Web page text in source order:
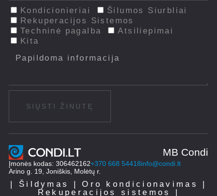
Kondicionieriai
Šilumos Siurbliai
Rekuperacijos Sistemos
Techninė pagalba
Atsiliepimai
Kita
SIŲSTI ŽINUTĘ
MB Condi
Įmonės kodas: 306462162+370 668 54418info@condi.lt
Arino g. 19, Joniškis, Molėtų r.
| Šildymas | Oro kondicionavimas |
Rekuperacijos sistemos |